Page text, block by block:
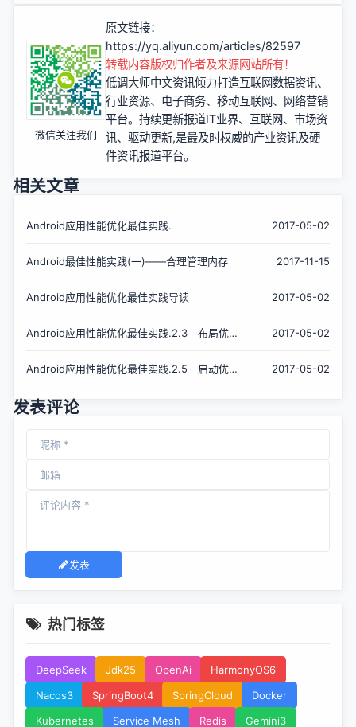
微信关注我们
原文链接：
https://yq.aliyun.com/articles/82597
转载内容版权归作者及来源网站所有！
低调大师中文资讯倾力打造互联网数据资讯、
行业资源、电子商务、移动互联网、网络营销
平台。持续更新报道IT业界、互联网、市场资
讯、驱动更新,是最及时权威的产业资讯及硬
件资讯报道平台。
相关文章
Android应用性能优化最佳实践. 2017-05-02
Android最佳性能实践(一)——合理管理内存 2017-11-15
Android应用性能优化最佳实践导读 2017-05-02
Android应用性能优化最佳实践.2.3 布局优
2017-05-02
Android应用性能优化最佳实践.2.5 启动优
2017-05-02
发表评论
发表
热门标签
DeepSeek Jdk25 OpenAi
HarmonyOS6
Nacos3
SpringBoot4 SpringCloud
Docker
Kubernetes
Service Mesh Redis Gemini3